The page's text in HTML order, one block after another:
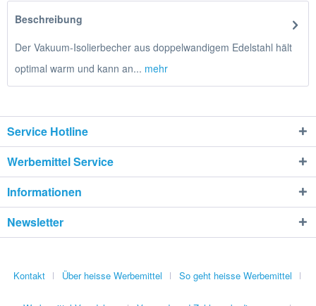
Beschreibung
Der Vakuum-Isolierbecher aus doppelwandigem Edelstahl hält
optimal warm und kann an... mehr
Service Hotline
Werbemittel Service
Informationen
Newsletter
Kontakt Über heisse Werbemittel So geht heisse Werbemittel